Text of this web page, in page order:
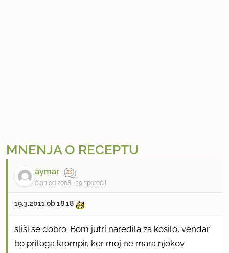
MNENJA O RECEPTU
aymar
član od 2008 59 sporočil
19.3.2011 ob 18:18
sliši se dobro. Bom jutri naredila za kosilo, vendar
bo priloga krompir, ker moj ne mara njokov